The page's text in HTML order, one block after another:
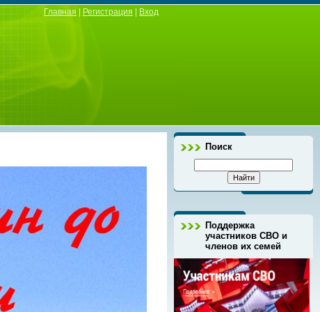
Главная Регистрация Вход
Поиск
Поддержка
участников СВО и
членов их семей